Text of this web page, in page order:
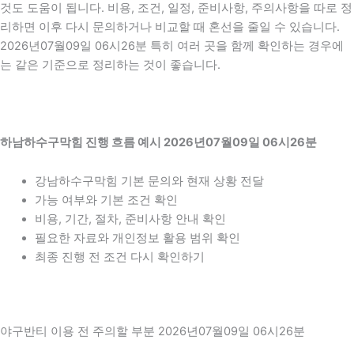
것도 도움이 됩니다. 비용, 조건, 일정, 준비사항, 주의사항을 따로 정
리하면 이후 다시 문의하거나 비교할 때 혼선을 줄일 수 있습니다.
2026년07월09일 06시26분 특히 여러 곳을 함께 확인하는 경우에
는 같은 기준으로 정리하는 것이 좋습니다.
하남하수구막힘 진행 흐름 예시 2026년07월09일 06시26분
강남하수구막힘 기본 문의와 현재 상황 전달
가능 여부와 기본 조건 확인
비용, 기간, 절차, 준비사항 안내 확인
필요한 자료와 개인정보 활용 범위 확인
최종 진행 전 조건 다시 확인하기
야구반티 이용 전 주의할 부분 2026년07월09일 06시26분